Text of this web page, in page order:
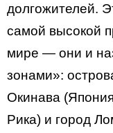
долгожителей.
самой высокой
мире — они и
зонами»:
Окинава
Рика) и город